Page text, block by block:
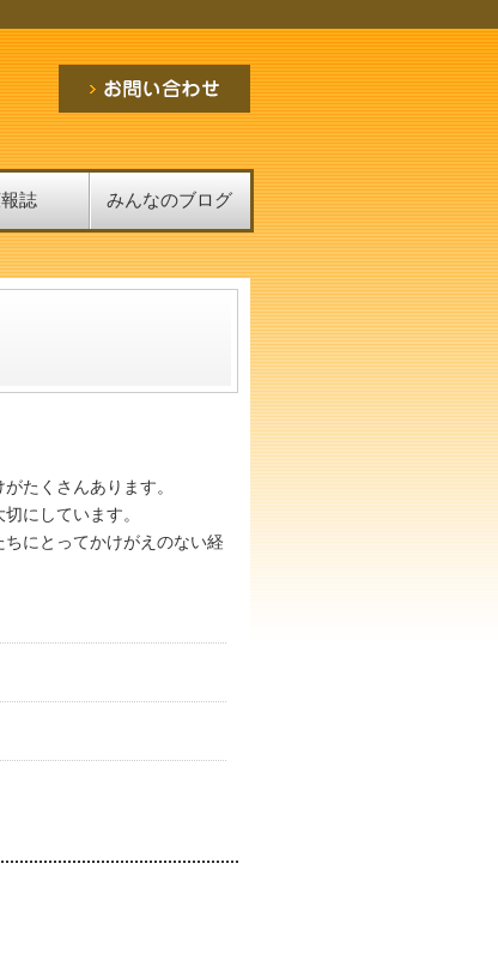
誌 みんなのブログ
たくさんあります。
にしています。
にとってかけがえのない経